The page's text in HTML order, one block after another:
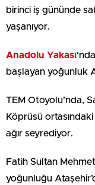
birinci iş gününde
yaşanıyor.
Anadolu Yakası
başlayan yoğunluk
TEM Otoyolu’nda,
Köprüsü
ağır seyrediyor.
Fatih Sultan
yoğunluğu